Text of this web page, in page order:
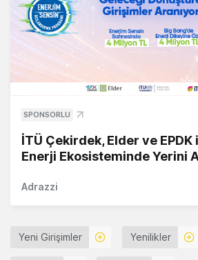
SPONSORLU
İTÜ Çekirdek, Elder ve
Enerji Ekosisteminde Yerini
Adrazzi
Yeni Girişimler Yenilikler